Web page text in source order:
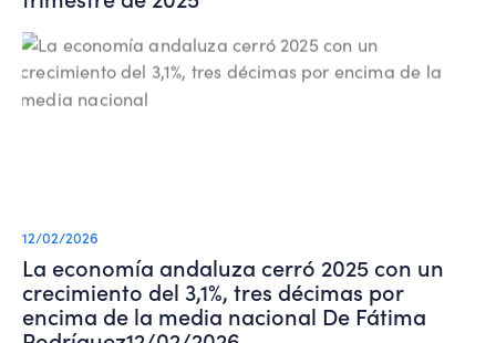
12/02/2026
La economía andaluza cerró 2025 con un
crecimiento del 3,1%, tres décimas por
encima de la media nacional De Fátima